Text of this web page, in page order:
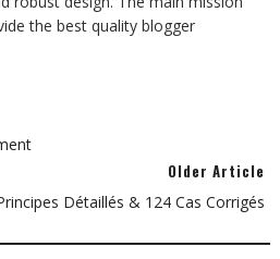
the best quality blogger
Older Article
Détaillés & 124 Cas Corrigés